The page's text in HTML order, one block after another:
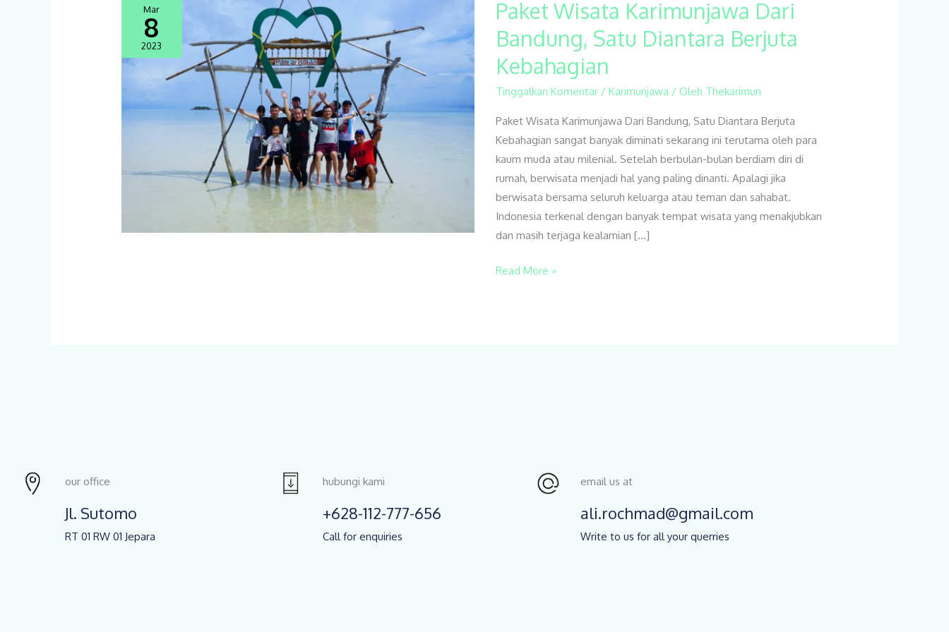
Mar
8
2023
Paket Wisata Karimunjawa Dari
Bandung, Satu Diantara Berjuta
Kebahagian
Tinggalkan Komentar / Karimunjawa / Oleh Thekarimun
Paket Wisata Karimunjawa Dari Bandung, Satu Diantara Berjuta
Kebahagian sangat banyak diminati sekarang ini terutama oleh para
kaum muda atau milenial. Setelah berbulan-bulan berdiam diri di
rumah, berwisata menjadi hal yang paling dinanti. Apalagi jika
berwisata bersama seluruh keluarga atau teman dan sahabat.
Indonesia terkenal dengan banyak tempat wisata yang menakjubkan
dan masih terjaga kealamian […]
Paket
Karimunjawa
Dari
Satu
Diantara
Berjuta
Kebahagian
Read More »
our office
Jl. Sutomo
RT 01 RW 01 Jepara
hubungi kami
+628-112-777-656
Call for enquiries
email us at
ali.rochmad@gmail.com
Write to us for all your querries